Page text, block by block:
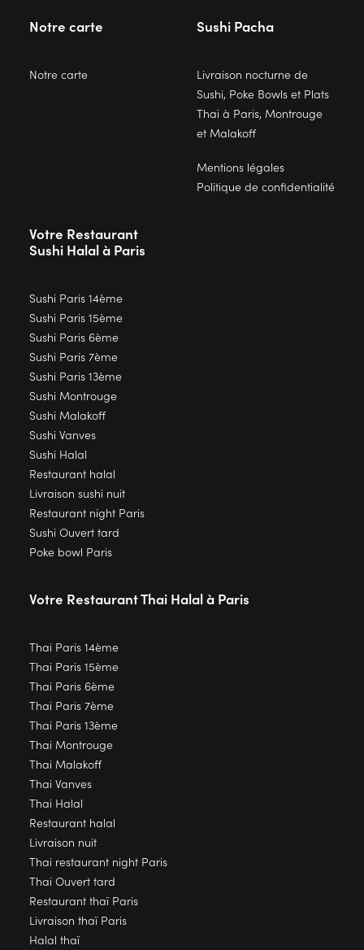
Notre carte
Notre carte
Sushi Pacha
Livraison nocturne de
Sushi, Poke Bowls et Plats
Thai à Paris, Montrouge
et Malakoff
Mentions légales
Politique de confidentialité
Votre Restaurant
Sushi Halal à Paris
Sushi Paris 14ème
Sushi Paris 15ème
Sushi Paris 6ème
Sushi Paris 7ème
Sushi Paris 13ème
Sushi Montrouge
Sushi Malakoff
Sushi Vanves
Sushi Halal
Restaurant halal
Livraison sushi nuit
Restaurant night Paris
Sushi Ouvert tard
Poke bowl Paris
Votre Restaurant Thai Halal à Paris
Thai Paris 14ème
Thai Paris 15ème
Thai Paris 6ème
Thai Paris 7ème
Thai Paris 13ème
Thai Montrouge
Thai Malakoff
Thai Vanves
Thai Halal
Restaurant halal
Livraison nuit
Thai restaurant night Paris
Thai Ouvert tard
Restaurant thaï Paris
Livraison thaï Paris
Halal thaï